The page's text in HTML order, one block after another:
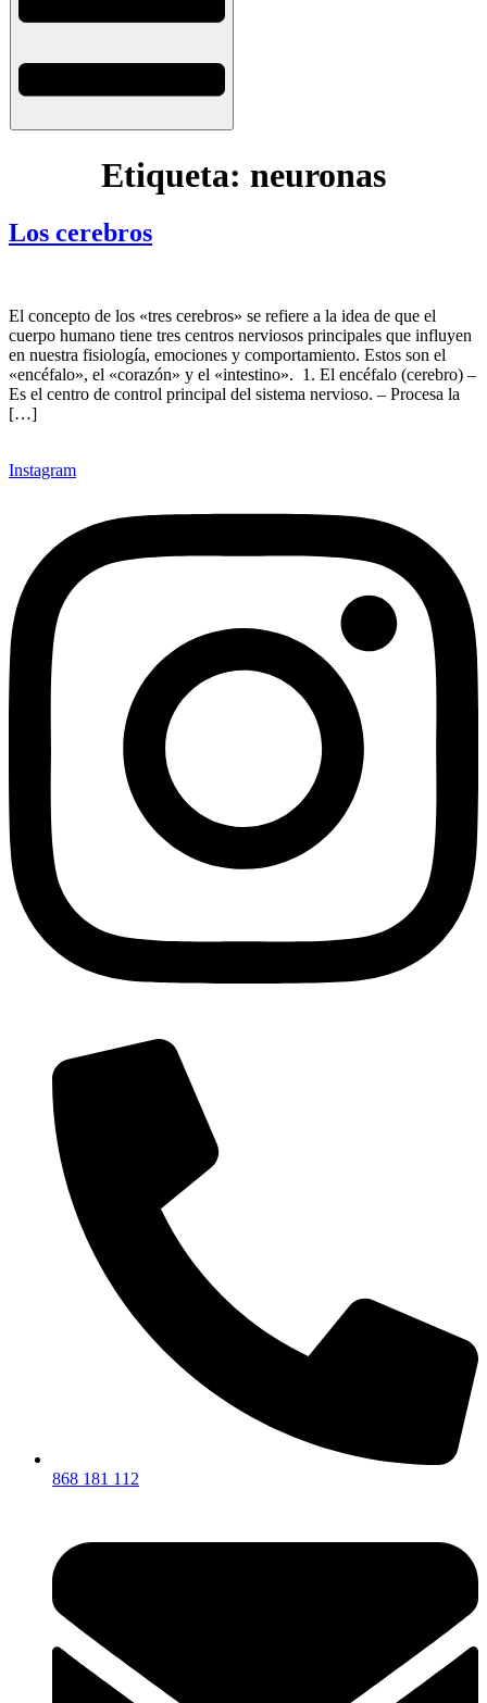
Etiqueta: neuronas
Los cerebros
El concepto de los «tres cerebros» se refiere a la idea de que el
cuerpo humano tiene tres centros nerviosos principales que influyen
en nuestra fisiología, emociones y comportamiento. Estos son el
«encéfalo», el «corazón» y el «intestino». 1. El encéfalo (cerebro) –
Es el centro de control principal del sistema nervioso. – Procesa la
[…]
Instagram
868 181 112